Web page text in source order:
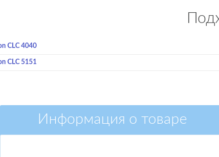
CLC 4040
CLC 5151
Информация о товаре